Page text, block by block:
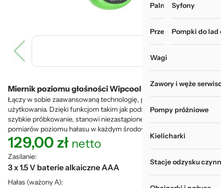
Myjki do rur i
Palniki i zgrzewarki
Przechowywanie
Wagi
Zawory i węże
Pompy próżniowe
Kielicharki
Stacje odzysku
Syfony
Pompki do lad
Miernik poziomu głośności Wipcool ASM130
Łączy w sobie zaawansowaną technologię, precyzję i wygodę
użytkowania. Dzięki funkcjom takim jak podświetlenie LCD i
szybkie próbkowanie, stanowi niezastąpione narzędzie do
pomiarów poziomu hałasu w każdym środowisku.
129,00zł netto
Zasilanie:
3 x 1.5 V baterie alkaiczne AAA
Hałas (ważony A):